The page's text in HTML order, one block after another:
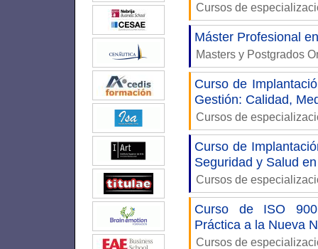
Cursos de
Máster Profesional
Masters y Postgrados
Curso de
Gestión: Calidad,
Cursos de
Curso de
Seguridad y Salud
Cursos de
Curso de ISO
Práctica a la Nueva
Cursos de